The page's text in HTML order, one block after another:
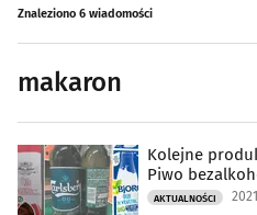
Znaleziono 6 wiadomości
makaron
Kolejne
Piwo
AKTUALNOŚCI